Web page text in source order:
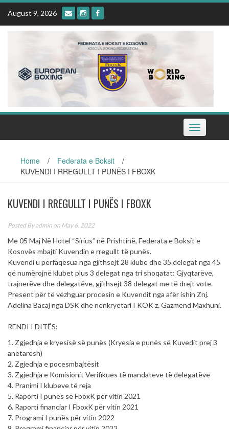
Skip
content
August 9, 2026
Toggle
navigation
Home / Federata e Boksit
/
KUVENDI I RREGULLT I PUNËS I FBOXK
KUVENDI I RREGULLT I PUNËS I FBOXK
Posted Byadmin on May 6, 2022
Me 05 Maj Në Hotel “Sirius” në Prishtinë, Federata e Boksit e
Kosovës mbajti Kuvendin e rregullt të punës.
Kuvendi u përfaqësua nga gjithsejt 28 klube dhe 35 delegat nga 45
që numërojnë klubet plus 3 delegat nga tri shoqatat: Gjyqtarëve,
trajnerëve dhe delegatëve, gjithsejt 38 delegat me të drejt vote.
Present për të vëzhguar procesin e Kuvendit nga afër ishin Znj.
Adelina Bacaj nga DSK dhe nënkryetari I KOK z. Gazmend Maxhuni.
RENDI I DITËS:
1. Zgjedhja e kryesisë së punës (Kryesia e punës së Kuvedit prej 3
anëtarësh)
2. Zgjedhja e pocesmbajtësit
3. Zgjedhja e Komisionit Verifikues të mandateve të delegatëve
4. Pranimi I klubeve të reja
5. Raporti I punës së FboxK për vitin 2021
6. Raporti financiar I FboxK për vitin 2021
7. Programi I punës për vitin 2022